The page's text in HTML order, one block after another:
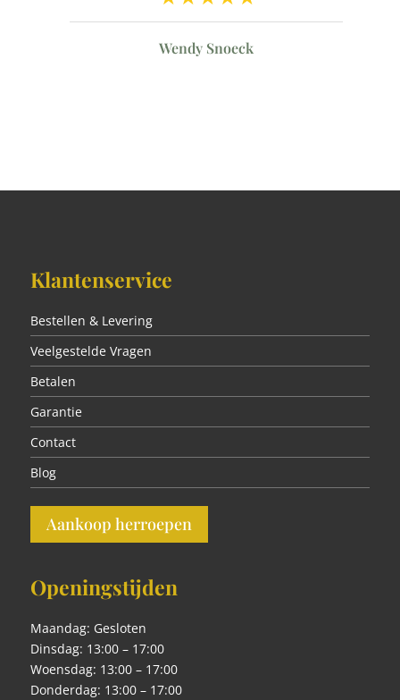
Wendy Snoeck
Klantenservice
Bestellen & Levering
Veelgestelde Vragen
Betalen
Garantie
Contact
Blog
Aankoop herroepen
Openingstijden
Maandag: Gesloten
Dinsdag: 13:00 – 17:00
Woensdag: 13:00 – 17:00
Donderdag: 13:00 – 17:00